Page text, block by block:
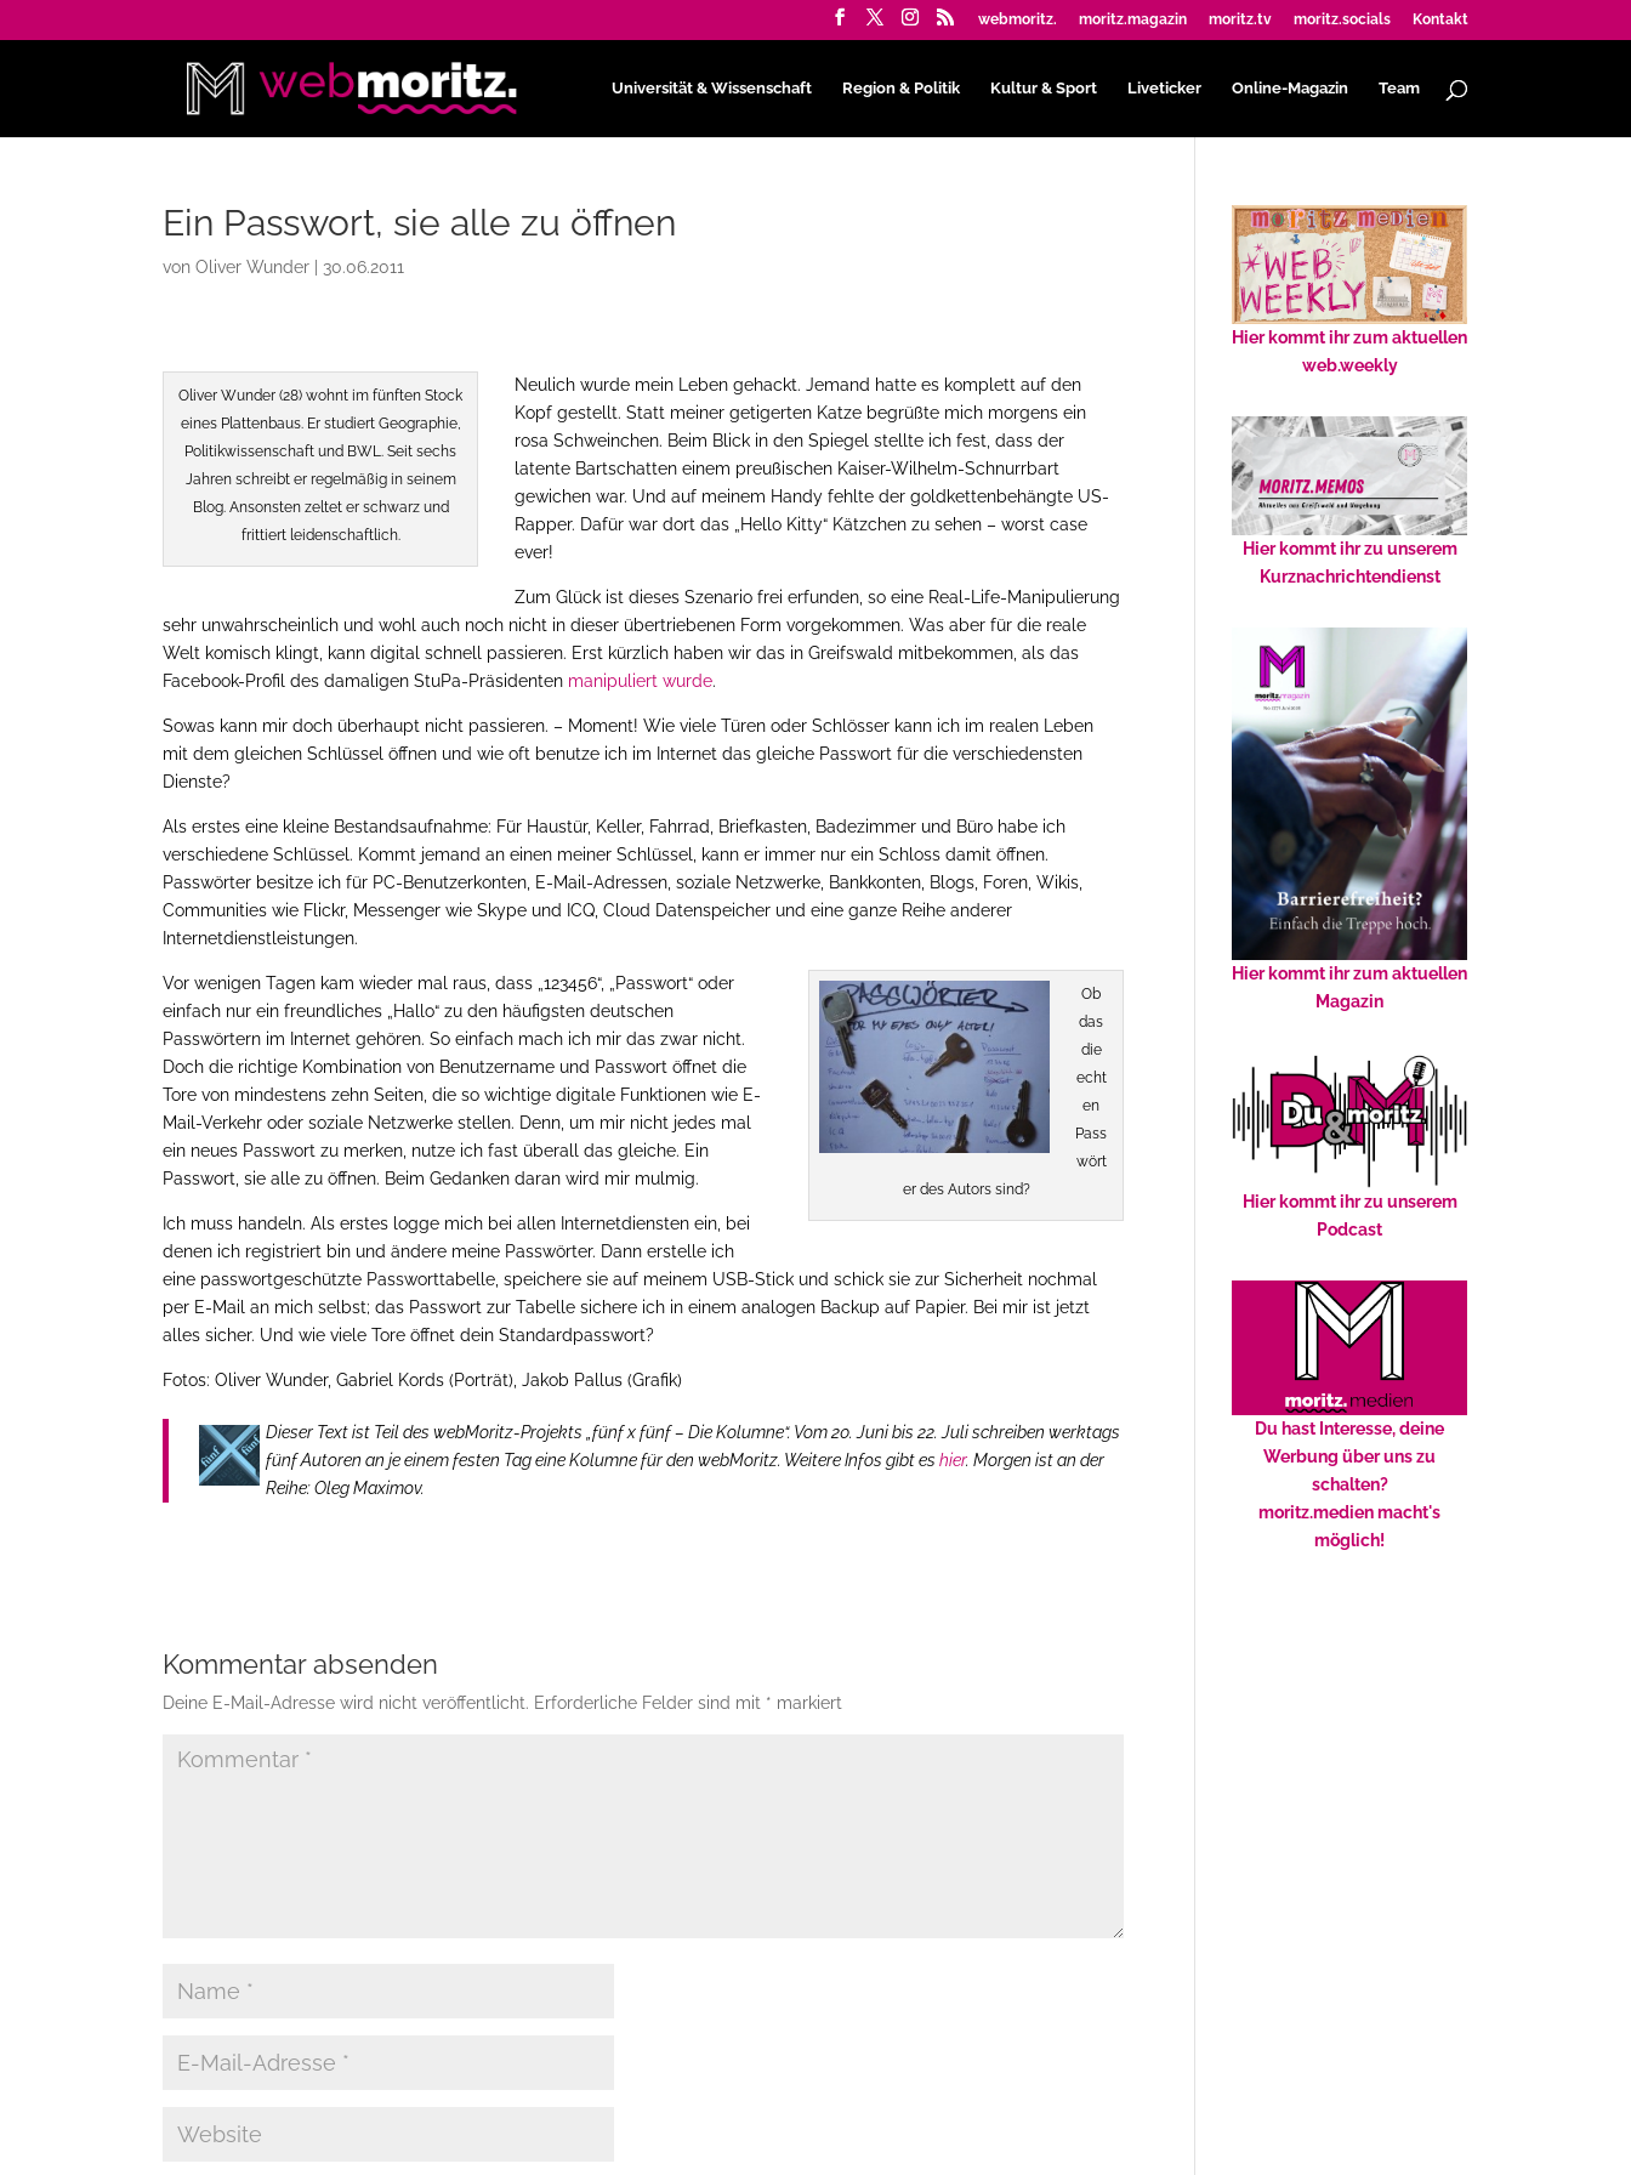
webmoritz. moritz.magazin moritz.tv moritz.socials Kontakt
Universität & Wissenschaft Region & Politik Kultur & Sport Liveticker Online-Magazin Team
Ein Passwort, sie alle zu öffnen
vonOliver Wunder 30.06.2011
Oliver Wunder (28) wohnt im fünften Stock
eines Plattenbaus. Er studiert Geographie,
Politikwissenschaft und BWL. Seit sechs
Jahren schreibt er regelmäßig in seinem
Blog. Ansonsten zeltet er schwarz und
frittiert leidenschaftlich.
Neulich wurde mein Leben gehackt. Jemand hatte es komplett auf den
Kopf gestellt. Statt meiner getigerten Katze begrüßte mich morgens ein
rosa Schweinchen. Beim Blick in den Spiegel stellte ich fest, dass der
latente Bartschatten einem preußischen Kaiser-Wilhelm-Schnurrbart
gewichen war. Und auf meinem Handy fehlte der goldkettenbehängte US-
Rapper. Dafür war dort das „Hello Kitty“ Kätzchen zu sehen – worst case
ever!
Zum Glück ist dieses Szenario frei erfunden, so eine Real-Life-Manipulierung
sehr unwahrscheinlich und wohl auch noch nicht in dieser übertriebenen Form vorgekommen. Was aber für die reale
Welt komisch klingt, kann digital schnell passieren. Erst kürzlich haben wir das in Greifswald mitbekommen, als das
Facebook-Profil des damaligen StuPa-Präsidenten manipuliert wurde.
Sowas kann mir doch überhaupt nicht passieren. – Moment! Wie viele Türen oder Schlösser kann ich im realen Leben
mit dem gleichen Schlüssel öffnen und wie oft benutze ich im Internet das gleiche Passwort für die verschiedensten
Dienste?
Als erstes eine kleine Bestandsaufnahme: Für Haustür, Keller, Fahrrad, Briefkasten, Badezimmer und Büro habe ich
verschiedene Schlüssel. Kommt jemand an einen meiner Schlüssel, kann er immer nur ein Schloss damit öffnen.
Passwörter besitze ich für PC-Benutzerkonten, E-Mail-Adressen, soziale Netzwerke, Bankkonten, Blogs, Foren, Wikis,
Communities wie Flickr, Messenger wie Skype und ICQ, Cloud Datenspeicher und eine ganze Reihe anderer
Internetdienstleistungen.
Ob
das
die
echt
en
Pass
wört
er des Autors sind?
Vor wenigen Tagen kam wieder mal raus, dass „123456“, „Passwort“ oder
einfach nur ein freundliches „Hallo“ zu den häufigsten deutschen
Passwörtern im Internet gehören. So einfach mach ich mir das zwar nicht.
Doch die richtige Kombination von Benutzername und Passwort öffnet die
Tore von mindestens zehn Seiten, die so wichtige digitale Funktionen wie E-
Mail-Verkehr oder soziale Netzwerke stellen. Denn, um mir nicht jedes mal
ein neues Passwort zu merken, nutze ich fast überall das gleiche. Ein
Passwort, sie alle zu öffnen. Beim Gedanken daran wird mir mulmig.
Ich muss handeln. Als erstes logge mich bei allen Internetdiensten ein, bei
denen ich registriert bin und ändere meine Passwörter. Dann erstelle ich
eine passwortgeschützte Passworttabelle, speichere sie auf meinem USB-Stick und schick sie zur Sicherheit nochmal
per E-Mail an mich selbst; das Passwort zur Tabelle sichere ich in einem analogen Backup auf Papier. Bei mir ist jetzt
alles sicher. Und wie viele Tore öffnet dein Standardpasswort?
Fotos: Oliver Wunder, Gabriel Kords (Porträt), Jakob Pallus (Grafik)
Dieser Text ist Teil des webMoritz-Projekts „fünf x fünf – Die Kolumne“. Vom 20. Juni bis 22. Juli schreiben werktags
fünf Autoren an je einem festen Tag eine Kolumne für den webMoritz. Weitere Infos gibt eshier. Morgen ist an der
Reihe: Oleg Maximov.
Kommentar absenden
Deine E-Mail-Adresse wird nicht veröffentlicht. Erforderliche Felder sind mit * markiert
Hier kommt ihr zum aktuellen
web.weekly
Hier kommt ihr zu unserem
Kurznachrichtendienst
Hier kommt ihr zum aktuellen
Magazin
Hier kommt ihr zu unserem
Podcast
Du hast Interesse, deine
Werbung über uns zu
schalten?
moritz.medien macht's
möglich!